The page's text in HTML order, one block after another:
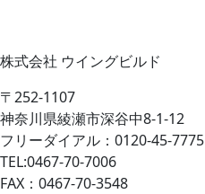
株式会社 ウイングビルド
〒252-1107
神奈川県綾瀬市深谷中8-1-12
フリーダイアル：0120-45-7775
TEL:0467-70-7006
FAX：0467-70-3548